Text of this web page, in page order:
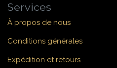
Services
À propos de nous
Conditions générales
Expédition et retours